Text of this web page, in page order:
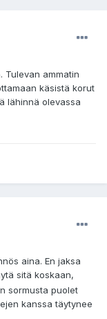
Tulevan ammatin
käsistä korut
lähinnä olevassa
aina. En jaksa
sitä koskaan,
sormusta puolet
kanssa täytynee